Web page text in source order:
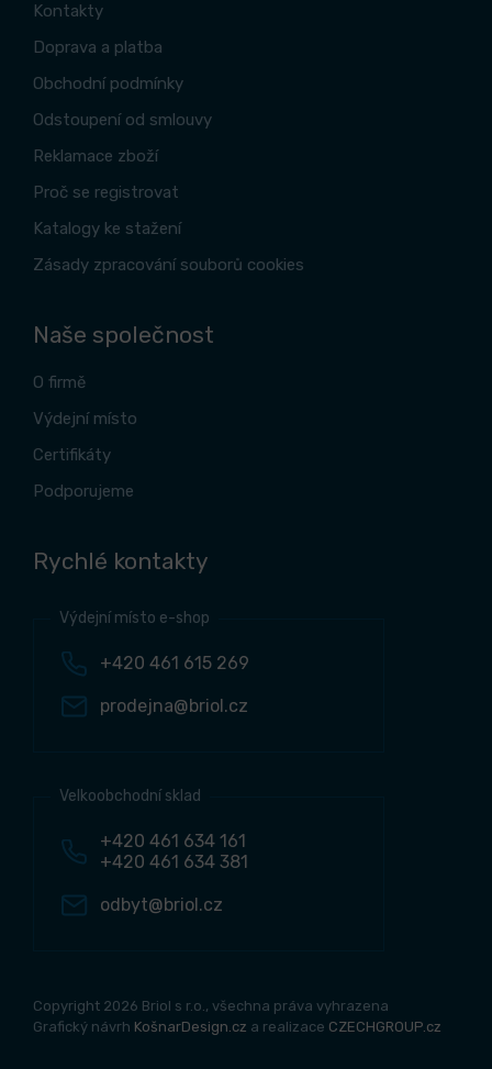
Kontakty
Doprava a platba
Obchodní podmínky
Odstoupení od smlouvy
Reklamace zboží
Proč se registrovat
Katalogy ke stažení
Zásady zpracování souborů cookies
Naše společnost
O firmě
Výdejní místo
Certifikáty
Podporujeme
Rychlé kontakty
Výdejní místo e-shop
+420 461 615 269
prodejna@briol.cz
Velkoobchodní sklad
+420 461 634 161
+420 461 634 381
odbyt@briol.cz
Copyright 2026 Briol s r.o., všechna práva vyhrazena
Grafický návrh KošnarDesign.cz a realizace CZECHGROUP.cz